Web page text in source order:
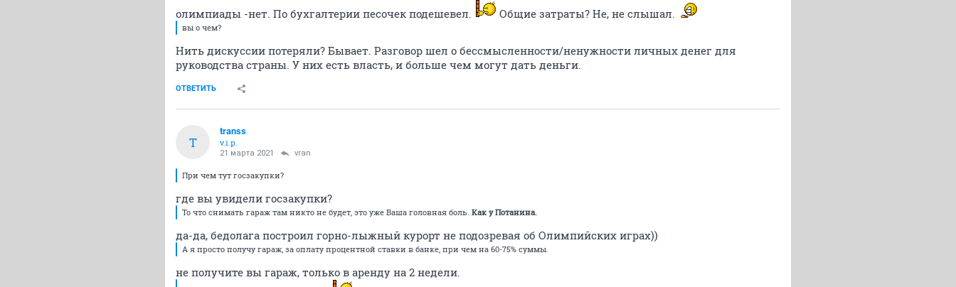
олимпиады -нет. По бухгалтерии песочек подешевел.
Общие затраты? Не, не слышал.
вы о чем?
Нить дискуссии потеряли? Бывает. Разговор шел о бессмысленности/ненужности личных денег для
руководства страны. У них есть власть, и больше чем могут дать деньги.
ОТВЕТИТЬ
T
transs
v.i.p.
21 марта 2021 vran
При чем тут госзакупки?
где вы увидели госзакупки?
То что снимать гараж там никто не будет, это уже Ваша головная боль. Как у Потанина.
да-да, бедолага построил горно-лыжный курорт не подозревая об Олимпийских играх))
А я просто получу гараж, за оплату процентной ставки в банке, при чем на 60-75% суммы.
не получите вы гараж, только в аренду на 2 недели.